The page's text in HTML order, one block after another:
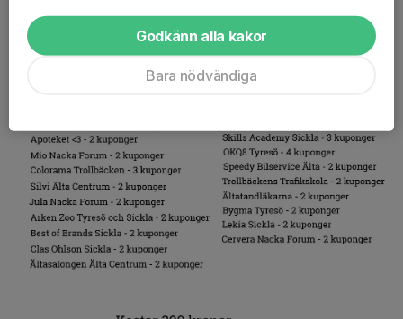
Godkänn alla kakor
Bara nödvändiga